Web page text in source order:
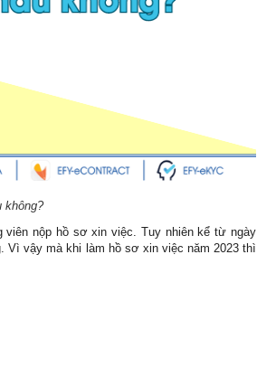
không?
nộp hồ sơ xin việc. Tuy nhiên kể từ ngày
Vì vậy mà khi làm hồ sơ xin việc năm 2023 thì